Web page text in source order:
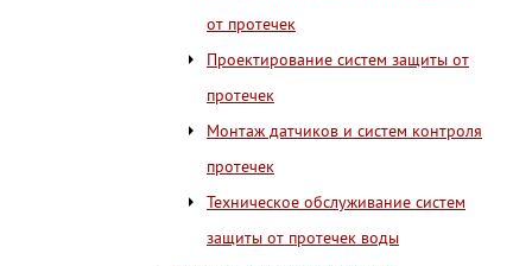
от протечек
Проектирование систем защиты от
протечек
Монтаж датчиков и систем контроля
протечек
Техническое обслуживание систем
защиты от протечек воды